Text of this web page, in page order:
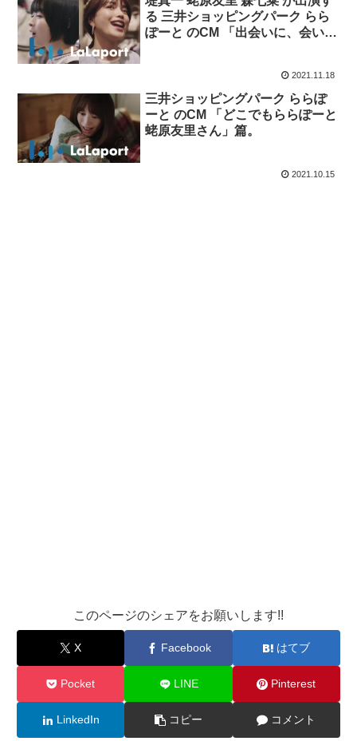
る 三井ショッピングパーク らら
ぽーと のCM 「出会いに、会い
2021.11.18
三井ショッピングパーク ららぽ
ーと のCM 「どこでもららぽーと
蛯原友里さん」篇。
2021.10.15
このページのシェアをお願いします!!
X Facebook はてブ
Pocket LINE Pinterest
LinkedIn コピー コメント